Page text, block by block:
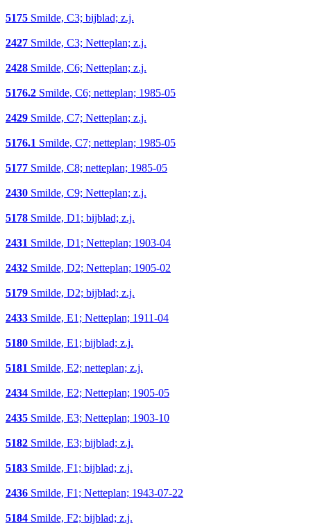
5175 Smilde, C3; bijblad; z.j.
2427 Smilde, C3; Netteplan; z.j.
2428 Smilde, C6; Netteplan; z.j.
5176.2 Smilde, C6; netteplan; 1985-05
2429 Smilde, C7; Netteplan; z.j.
5176.1 Smilde, C7; netteplan; 1985-05
5177 Smilde, C8; netteplan; 1985-05
2430 Smilde, C9; Netteplan; z.j.
5178 Smilde, D1; bijblad; z.j.
2431 Smilde, D1; Netteplan; 1903-04
2432 Smilde, D2; Netteplan; 1905-02
5179 Smilde, D2; bijblad; z.j.
2433 Smilde, E1; Netteplan; 1911-04
5180 Smilde, E1; bijblad; z.j.
5181 Smilde, E2; netteplan; z.j.
2434 Smilde, E2; Netteplan; 1905-05
2435 Smilde, E3; Netteplan; 1903-10
5182 Smilde, E3; bijblad; z.j.
5183 Smilde, F1; bijblad; z.j.
2436 Smilde, F1; Netteplan; 1943-07-22
5184 Smilde, F2; bijblad; z.j.